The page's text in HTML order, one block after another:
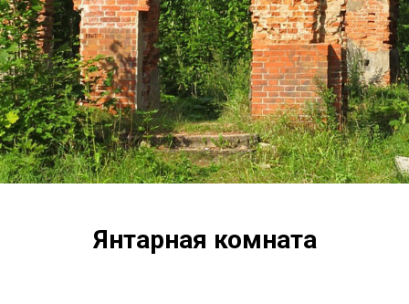
Янтарная комната